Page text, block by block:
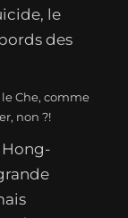
le
des
Che, comme
non ?!
Hong-